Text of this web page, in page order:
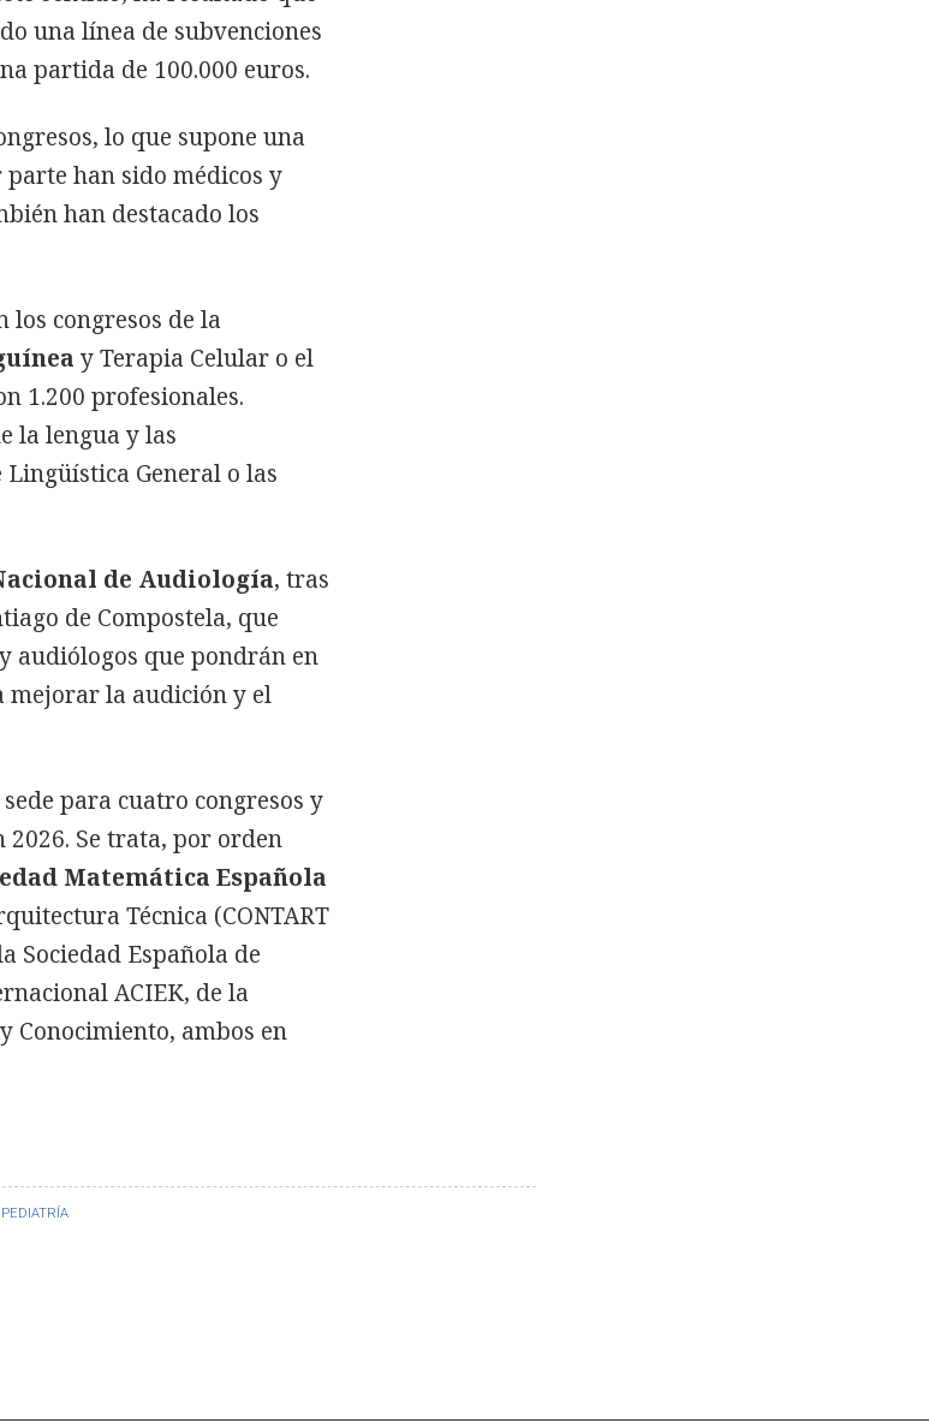
PEDIATRÍA
una línea de subvenciones
partida de 100.000 euros.
lo que supone una
han sido médicos y
han destacado los
los congresos de la
y Terapia Celular o el
1.200 profesionales.
la lengua y las
General o las
de Audiología, tras
de Compostela, que
audiólogos que pondrán en
mejorar la audición y el
para cuatro congresos y
Se trata, por orden
Matemática Española
Técnica (CONTART
Sociedad Española de
ACIEK, de la
Conocimiento, ambos en